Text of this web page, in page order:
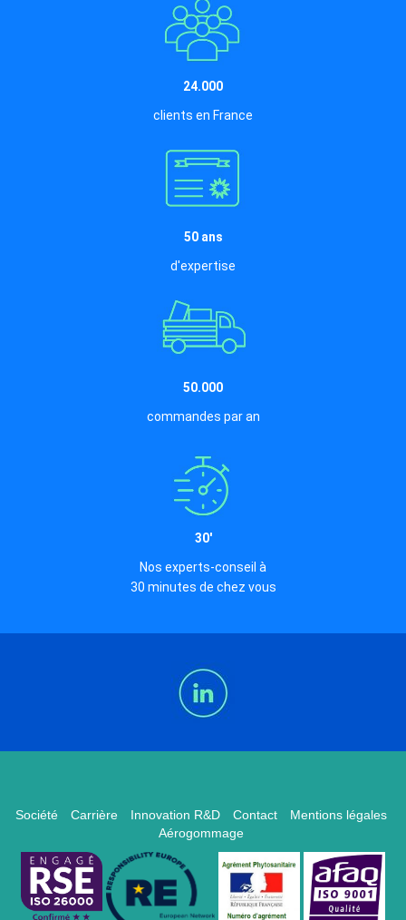
24.000
clients en France
50 ans
d'expertise
50.000
commandes par an
30'
Nos experts-conseil à
30 minutes de chez vous
Société Carrière Innovation R&D Contact
Mentions légales
Aérogommage